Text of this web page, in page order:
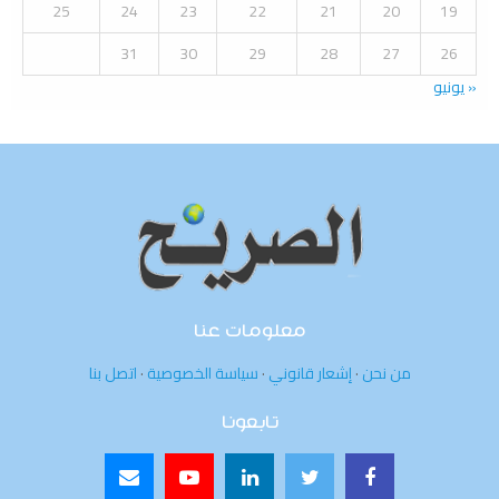
19
20
21
22
23
24
25
26
27
28
29
30
31
« يونيو
معلومات عنا
من نحن·إشعار قانوني·سياسة الخصوصية·اتصل بنا
تابعونا